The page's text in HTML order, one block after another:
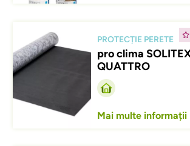
PROTECȚIE PERETE
pro clima
QUATTRO
Mai multe informații